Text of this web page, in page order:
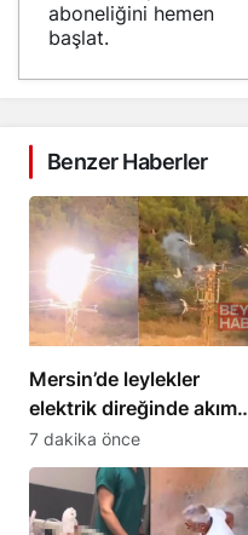
aboneliğini hemen
başlat.
Benzer Haberler
Mersin’de leylekler
elektrik direğinde akıma
kapıldı, 3’ü öldü
7 dakika önce